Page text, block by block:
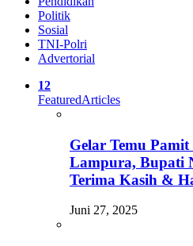
Politik
Sosial
TNI-Polri
Advertorial
12
FeaturedArticles
Gelar Temu
Lampura, Bupati
Terima Kasih &
Juni 27, 2025